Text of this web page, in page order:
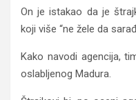
On je istakao da je
koji više “ne žele da
Kako navodi agencija,
oslabljenog Madura.